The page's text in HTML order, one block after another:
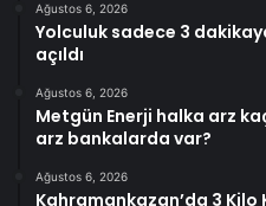
Ağustos 6, 2026
Yolculuk sadece 3
açıldı
Ağustos 6, 2026
Metgün Enerji halka arz
arz bankalarda var?
Ağustos 6, 2026
Kahramankazan’da 3 Kilo